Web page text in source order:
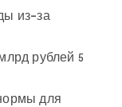
из-за
рублей 5
для